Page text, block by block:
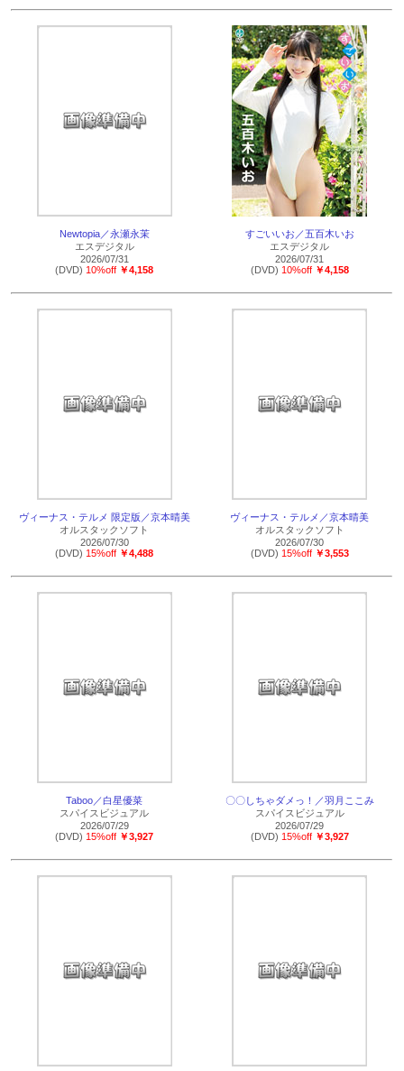
Newtopia／永瀬永茉
エスデジタル
2026/07/31
(DVD) 10%off ￥4,158
すごいいお／五百木いお
エスデジタル
2026/07/31
(DVD) 10%off ￥4,158
ヴィーナス・テルメ 限定版／京本晴美
オルスタックソフト
2026/07/30
(DVD) 15%off ￥4,488
ヴィーナス・テルメ／京本晴美
オルスタックソフト
2026/07/30
(DVD) 15%off ￥3,553
Taboo／白星優菜
スパイスビジュアル
2026/07/29
(DVD) 15%off ￥3,927
〇〇しちゃダメっ！／羽月ここみ
スパイスビジュアル
2026/07/29
(DVD) 15%off ￥3,927